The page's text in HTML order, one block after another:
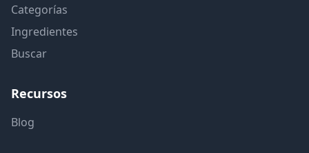
Categorías
Ingredientes
Buscar
Recursos
Blog